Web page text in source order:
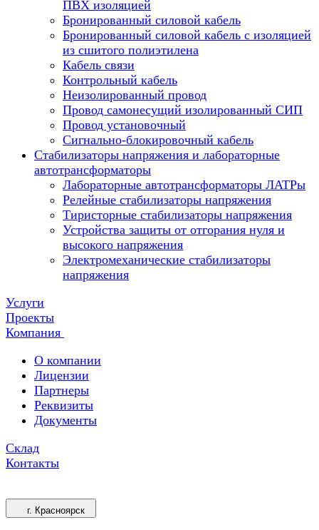
ПВХ изоляцией
Бронированный силовой кабель
Бронированный силовой кабель с изоляцией
из сшитого полиэтилена
Кабель связи
Контрольный кабель
Неизолированный провод
Провод самонесущий изолированный СИП
Провод установочный
Сигнально-блокировочный кабель
Стабилизаторы напряжения и лабораторные
автотрансформаторы
Лабораторные автотрансформаторы ЛАТРы
Релейные стабилизаторы напряжения
Тиристорные стабилизаторы напряжения
Устройства защиты от отгорания нуля и
высокого напряжения
Электромеханические стабилизаторы
напряжения
Услуги
Проекты
Компания
О компании
Лицензии
Партнеры
Реквизиты
Документы
Склад
Контакты
г. Красноярск